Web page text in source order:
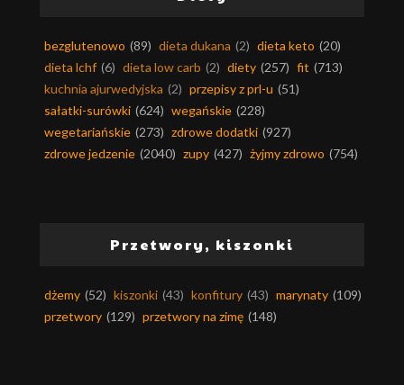
bezglutenowo (89) dieta dukana (2) dieta keto (20)
dieta lchf (6) dieta low carb (2) diety (257) fit (713)
kuchnia ajurwedyjska (2) przepisy z prl-u (51)
sałatki-surówki (624) wegańskie (228)
wegetariańskie (273) zdrowe dodatki (927)
zdrowe jedzenie (2040) zupy (427) żyjmy zdrowo (754)
Przetwory, kiszonki
dżemy (52) kiszonki (43) konfitury (43) marynaty (109)
przetwory (129) przetwory na zimę (148)